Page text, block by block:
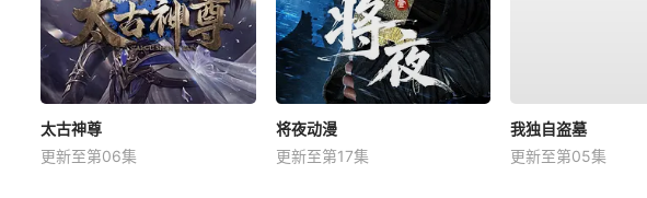
太古神尊
更新至第06集
将夜动漫
更新至第17集
我独自盗墓
更新至第05集